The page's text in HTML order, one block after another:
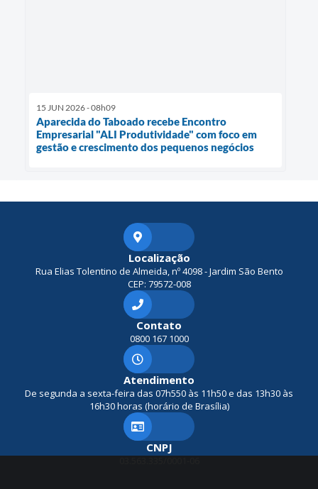
15 JUN 2026 - 08h09
Aparecida do Taboado recebe Encontro
Empresarial "ALI Produtividade" com foco em
gestão e crescimento dos pequenos negócios
Localização
Rua Elias Tolentino de Almeida, nº 4098 - Jardim São Bento
CEP: 79572-008
Contato
0800 167 1000
Atendimento
De segunda a sexta-feira das 07h550 às 11h50 e das 13h30 às
16h30 horas (horário de Brasília)
CNPJ